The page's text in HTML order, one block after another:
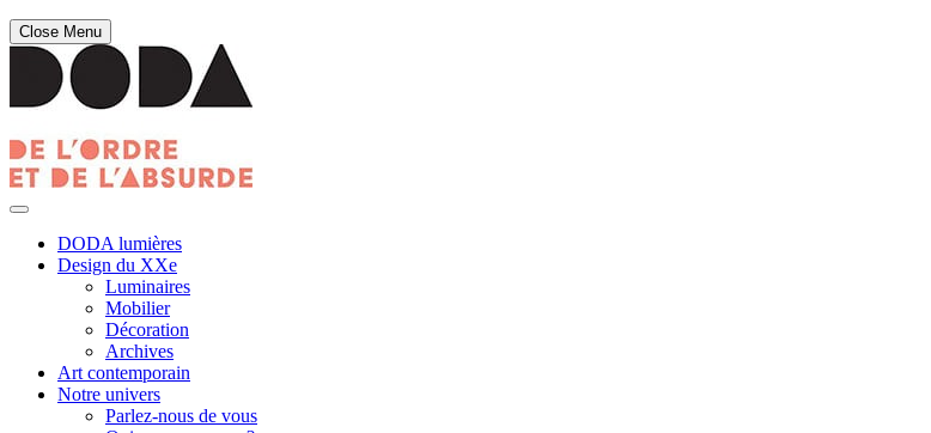
Close Menu
DODA lumières
Design du XXe
Luminaires
Mobilier
Décoration
Archives
Art contemporain
Notre univers
Parlez-nous de vous